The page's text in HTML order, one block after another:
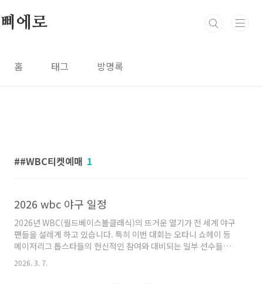
삐에로
홈 태그 방명록
#WBC티켓예매 1
2026 wbc 야구 일정
2026년 WBC(월드베이스볼클래식)의 뜨거운 열기가 전 세계 야구
팬들을 설레게 하고 있습니다. 특히 이번 대회는 오타니 쇼헤이 등
메이저리그 톱스타들의 헌신적인 참여와 대비되는 일부 선수들의
발언으로 논란이 불거지는 등 개막 전부터 수많은 화제를 뿌리고 있
습니다. 한국 대표팀 역시 숙명의 한일전을 포함해 험난하지만 박진
2026. 3. 7.